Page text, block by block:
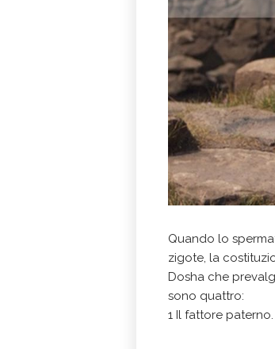
Quando lo
zigote, la
Dosha che
sono quattro:
1 Il fattore paterno.